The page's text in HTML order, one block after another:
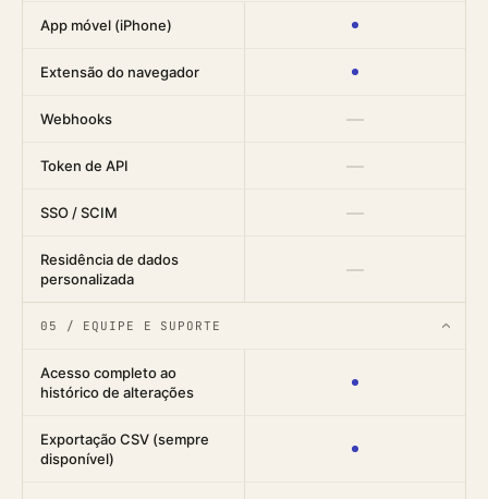
App móvel (iPhone)
Extensão do navegador
Webhooks —
Token de API —
SSO / SCIM —
Residência de dados
personalizada
—
05 / EQUIPE E SUPORTE ›
Acesso completo ao
histórico de alterações
Exportação CSV (sempre
disponível)